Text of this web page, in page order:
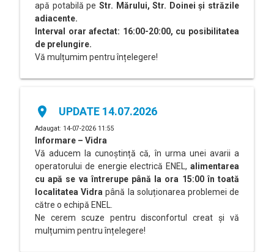
apă potabilă pe Str. Mărului, Str. Doinei și străzile
adiacente.
Interval orar afectat: 16:00-20:00, cu posibilitatea
de prelungire.
Vă mulțumim pentru înțelegere!
place UPDATE 14.07.2026
Adaugat: 14-07-2026 11:55
Informare – Vidra
Vă aducem la cunoștință că, în urma unei avarii a
operatorului de energie electrică ENEL,alimentarea
cu apă se va întrerupe până la ora 15:00 în toată
localitatea Vidra până la soluționarea problemei de
către o echipă ENEL.
Ne cerem scuze pentru disconfortul creat și vă
mulțumim pentru înțelegere!